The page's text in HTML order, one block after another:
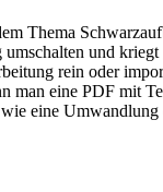
Thema
und
rein oder
man eine PDF mit
eine Umwandlung